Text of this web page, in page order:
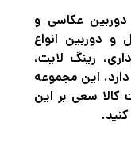
دوربین عکاسی و
و دوربین انواع
رینگ لایت،
دارد. این مجموعه
کالا سعی بر این